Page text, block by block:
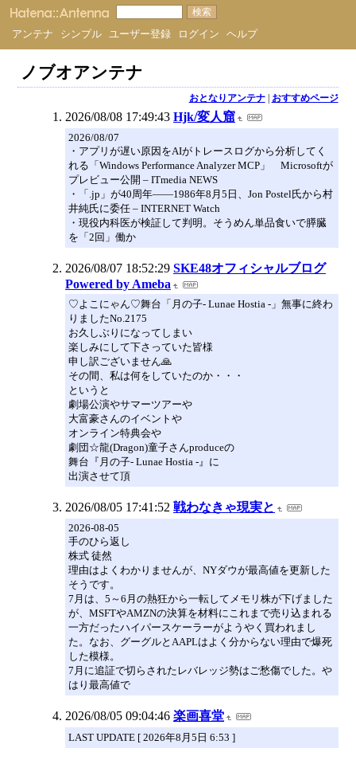
アンテナ シンプル ユーザー登録 ログイン ヘルプ
ノブオアンテナ
おとなりアンテナ| おすすめページ
2026/08/08 17:49:43 Hjk/変人窟
2026/08/07
・アプリが遅い原因をAIがトレースログから分析してく
れる「Windows Performance Analyzer MCP」 Microsoftが
プレビュー公開 – ITmedia NEWS
・「.jp」が40周年――1986年8月5日、Jon Postel氏から村
井純氏に委任 – INTERNET Watch
・現役内科医が検証して判明。そうめん単品食いで膵臓
を「2回」働か
2026/08/07 18:52:29 SKE48オフィシャルブログ
Powered by Ameba
♡よこにゃん♡舞台「月の子- Lunae Hostia -」無事に終わ
りましたNo.2175
お久しぶりになってしまい
楽しみにして下さっていた皆様
申し訳ございません🙏
その間、私は何をしていたのか・・・
というと
劇場公演やサマーツアーや
大富豪さんのイベントや
オンライン特典会や
劇団☆龍(Dragon)童子さんproduceの
舞台『月の子- Lunae Hostia -』に
出演させて頂
2026/08/05 17:41:52 戦わなきゃ現実と
2026-08-05
手のひら返し
株式 徒然
理由はよくわかりませんが、NYダウが最高値を更新した
そうです。
7月は、5～6月の熱狂から一転してメモリ株が下げました
が、MSFTやAMZNの決算を材料にこれまで売り込まれる
一方だったハイパースケーラーがようやく買われまし
た。なお、グーグルとAAPLはよく分からない理由で爆死
した模様。
7月に追証で切らされたレバレッジ勢はご愁傷でした。や
はり最高値で
2026/08/05 09:04:46 楽画喜堂
LAST UPDATE [ 2026年8月5日 6:53 ]